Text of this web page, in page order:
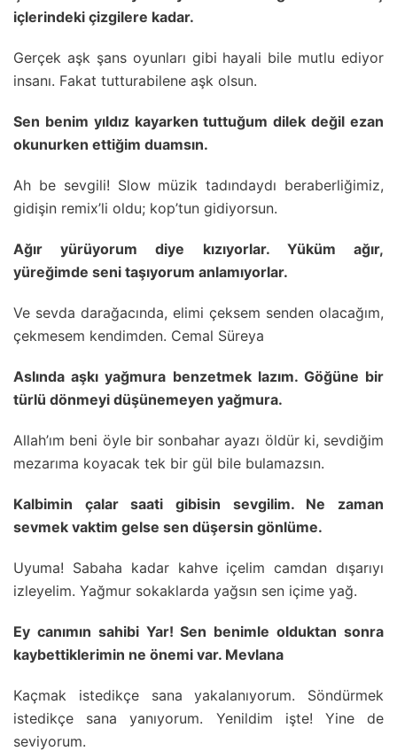
içlerindeki çizgilere kadar.
Gerçek aşk şans oyunları gibi hayali bile mutlu ediyor
insanı. Fakat tutturabilene aşk olsun.
Sen benim yıldız kayarken tuttuğum dilek değil ezan
okunurken ettiğim duamsın.
Ah be sevgili! Slow müzik tadındaydı beraberliğimiz,
gidişin remix’li oldu; kop’tun gidiyorsun.
Ağır yürüyorum diye kızıyorlar. Yüküm ağır,
yüreğimde seni taşıyorum anlamıyorlar.
Ve sevda darağacında, elimi çeksem senden olacağım,
çekmesem kendimden. Cemal Süreya
Aslında aşkı yağmura benzetmek lazım. Göğüne bir
türlü dönmeyi düşünemeyen yağmura.
Allah’ım beni öyle bir sonbahar ayazı öldür ki, sevdiğim
mezarıma koyacak tek bir gül bile bulamazsın.
Kalbimin çalar saati gibisin sevgilim. Ne zaman
sevmek vaktim gelse sen düşersin gönlüme.
Uyuma! Sabaha kadar kahve içelim camdan dışarıyı
izleyelim. Yağmur sokaklarda yağsın sen içime yağ.
Ey canımın sahibi Yar! Sen benimle olduktan sonra
kaybettiklerimin ne önemi var. Mevlana
Kaçmak istedikçe sana yakalanıyorum. Söndürmek
istedikçe sana yanıyorum. Yenildim işte! Yine de
seviyorum.